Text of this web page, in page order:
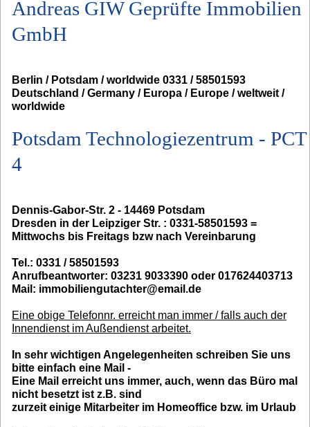
Andreas GIW Geprüfte Immobilien
GmbH
Berlin / Potsdam / worldwide 0331 / 58501593
Deutschland / Germany / Europa / Europe / weltweit /
worldwide
Potsdam Technologiezentrum - PCT
4
Dennis-Gabor-Str. 2 - 14469 Potsdam
Dresden in der Leipziger Str. : 0331-58501593 =
Mittwochs bis Freitags bzw nach Vereinbarung
Tel.: 0331 / 58501593
Anrufbeantworter: 03231 9033390 oder 017624403713
Mail: immobiliengutachter@email.de
Eine obige Telefonnr. erreicht man immer / falls auch der
Innendienst im Außendienst arbeitet.
In sehr wichtigen Angelegenheiten schreiben Sie uns
bitte einfach eine Mail -
Eine Mail erreicht uns immer, auch, wenn das Büro mal
nicht besetzt ist z.B. sind
zurzeit einige Mitarbeiter im Homeoffice bzw. im Urlaub